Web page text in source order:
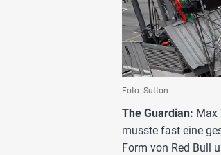
Foto: Sutton
The Guardian: Max
musste fast eine
Form von Red Bull